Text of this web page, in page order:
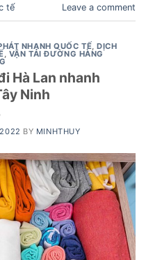
tế Leave a comment
NHANH QUỐC TẾ ,DỊCH
VẬN TẢI ĐƯỜNG HÀNG
Hà Lan nhanh
Ninh
BY MINHTHUY